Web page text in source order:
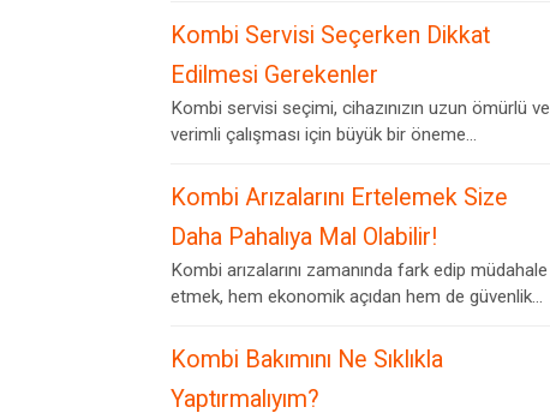
Kombi Servisi Seçerken Dikkat
Edilmesi Gerekenler
Kombi servisi seçimi, cihazınızın uzun ömürlü ve
verimli çalışması için büyük bir öneme...
Kombi Arızalarını Ertelemek Size
Daha Pahalıya Mal Olabilir!
Kombi arızalarını zamanında fark edip müdahale
etmek, hem ekonomik açıdan hem de güvenlik...
Kombi Bakımını Ne Sıklıkla
Yaptırmalıyım?